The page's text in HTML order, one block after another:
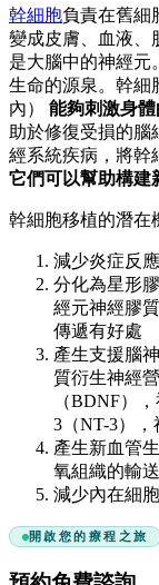
幹細胞負責在舊細
變成皮膚、血液、
是大腦中的神經元
生命的源泉。幹細
內） 能夠刺激身
助於修復受損的腦
經系統疾病，將幹
它們可以幫助構建
幹細胞移植的潛在
減少炎症
分化為星形膠質細胞、小膠質細胞、少突膠質細胞、神
經元神經膠
傳遞有好處
產生支援腦神經保護的細胞因子和生長因子，如神經膠
質衍生神經
（BDNF）
3（NT-3），
產生新血管生長，從而增加氧氣和營養物質向受傷和缺
氧組織的輸
減少內在細
開啟您的療程之旅